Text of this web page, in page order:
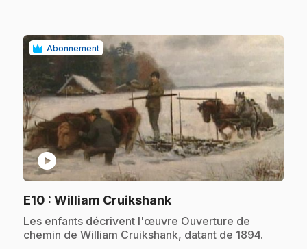
Abonnement
play_circle
E10 : William Cruikshank.
.Les enfants décrivent l'œuvre Ouverture de
chemin de William Cruikshank, datant de 1894.